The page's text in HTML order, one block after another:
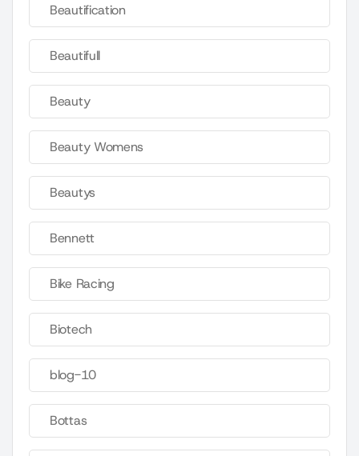
Beautification
Beautifull
Beauty
Beauty Womens
Beautys
Bennett
Bike Racing
Biotech
blog-10
Bottas